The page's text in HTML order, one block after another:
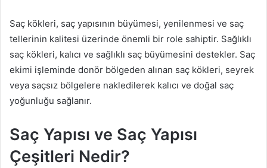
Saç kökleri, saç yapısının büyümesi, yenilenmesi ve saç
tellerinin kalitesi üzerinde önemli bir role sahiptir. Sağlıklı
saç kökleri, kalıcı ve sağlıklı saç büyümesini destekler. Saç
ekimi işleminde donör bölgeden alınan saç kökleri, seyrek
veya saçsız bölgelere nakledilerek kalıcı ve doğal saç
yoğunluğu sağlanır.
Saç Yapısı ve Saç Yapısı
Çeşitleri Nedir?